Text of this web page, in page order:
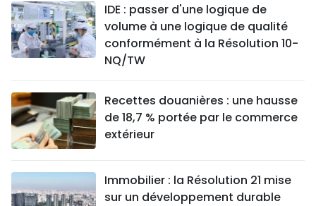
IDE : passer d'une logique de
volume à une logique de qualité
conformément à la Résolution 10-
NQ/TW
Recettes douanières : une hausse
de 18,7 % portée par le commerce
extérieur
Immobilier : la Résolution 21 mise
sur un développement durable